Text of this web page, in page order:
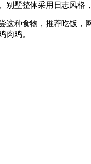
墅整体采用日志风格
种食物，推荐吃饭
肉鸡。